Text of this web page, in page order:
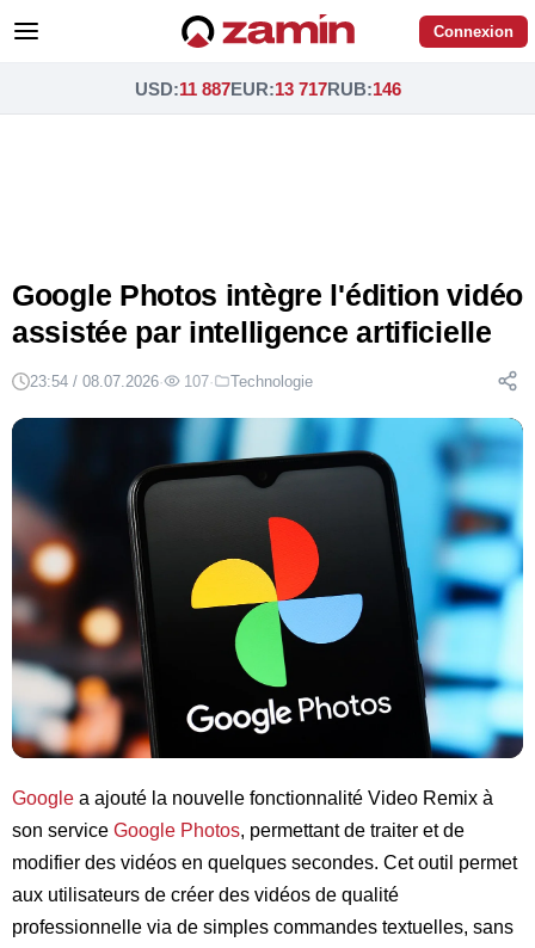
Connexion
USD:11 887EUR:13 717RUB:146
Google Photos intègre l'édition vidéo
assistée par intelligence artificielle
23:54 / 08.07.2026· 107· Technologie
Google a ajouté la nouvelle fonctionnalité Video Remix à
son service Google Photos, permettant de traiter et de
modifier des vidéos en quelques secondes. Cet outil permet
aux utilisateurs de créer des vidéos de qualité
professionnelle via de simples commandes textuelles, sans